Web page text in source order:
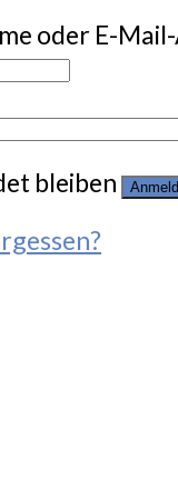
oder E-
bleiben